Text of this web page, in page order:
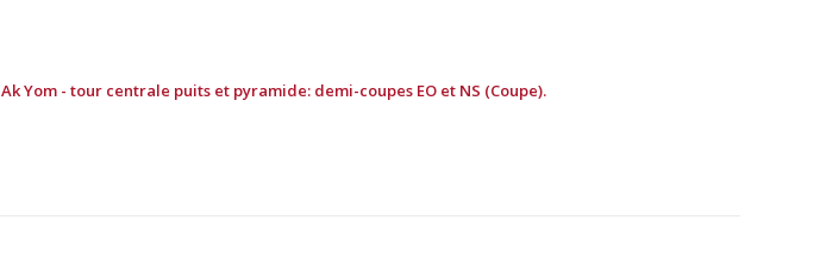
Ak Yom - tour centrale puits et pyramide: demi-coupes EO et NS (Coupe).